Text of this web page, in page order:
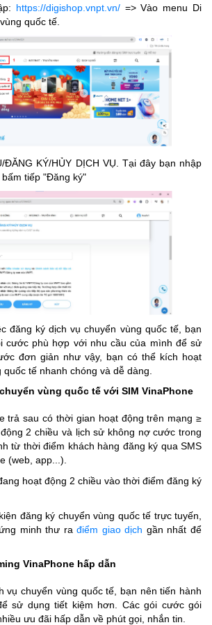
https://digishop.vnpt.vn/=> Vào menu Di
quốc tế.
ĐĂNG KÝ/HỦY DỊCH VỤ. Tại đây bạn nhập
tiếp "Đăng ký"
đăng ký dịch vụ chuyển vùng quốc tế, bạn
cước phù hợp với nhu cầu của mình để sử
đơn giản như vậy, bạn có thể kích hoạt
tế nhanh chóng và dễ dàng.
vùng quốc tế với SIM VinaPhone
trả sau có thời gian hoạt động trên mạng ≥
2 chiều và lịch sử không nợ cước trong
từ thời điểm khách hàng đăng ký qua SMS
(web, app...).
hoạt động 2 chiều vào thời điểm đăng ký
đăng ký chuyển vùng quốc tế trực tuyến,
minh thư rađiểm giao dịch gần nhất để
VinaPhone hấp dẫn
vụ chuyển vùng quốc tế, bạn nên tiến hành
sử dụng tiết kiệm hơn. Các gói cước gói
ưu đãi hấp dẫn về phút gọi, nhắn tin.